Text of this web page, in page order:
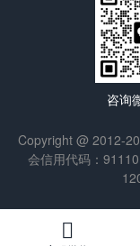
咨询
Copyright @ 2012-
会信用代码：